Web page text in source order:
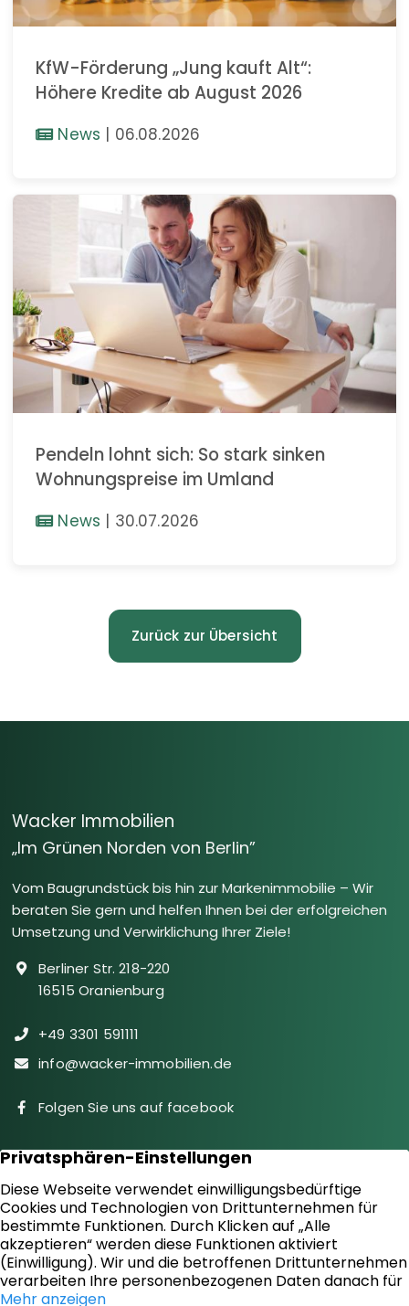
KfW-Förderung „Jung kauft Alt“:
Höhere Kredite ab August 2026
News | 06.08.2026
Pendeln lohnt sich: So stark sinken
Wohnungspreise im Umland
News | 30.07.2026
Zurück zur Übersicht
Wacker Immobilien
„Im Grünen Norden von Berlin”
Vom Baugrundstück bis hin zur Markenimmobilie – Wir
beraten Sie gern und helfen Ihnen bei der erfolgreichen
Umsetzung und Verwirklichung Ihrer Ziele!
Berliner Str. 218-220
16515 Oranienburg
+49 3301 591111
info@wacker-immobilien.de
Folgen Sie uns auf facebook
Immobilien
Downloads
Diensteistungen
Aktuelles
Sie suchen
Kontakt
Sie bieten an
Impressum
Kundenstimmen